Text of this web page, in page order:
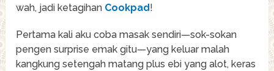
wah, jadi ketagihan Cookpad!
Pertama kali aku coba masak sendiri—sok-sokan
pengen surprise emak gitu—yang keluar malah
kangkung setengah matang plus ebi yang alot, keras